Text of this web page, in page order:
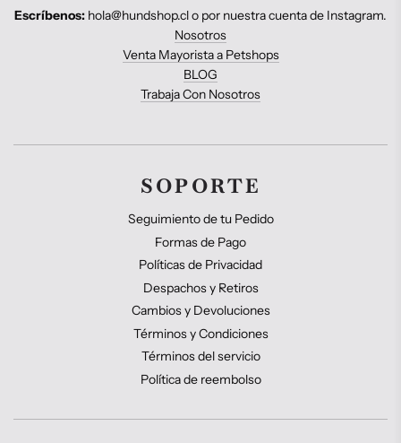
Escríbenos: hola@hundshop.cl o por nuestra cuenta de Instagram.
Nosotros
Venta Mayorista a Petshops
BLOG
Trabaja Con Nosotros
SOPORTE
Seguimiento de tu Pedido
Formas de Pago
Políticas de Privacidad
Despachos y Retiros
Cambios y Devoluciones
Términos y Condiciones
Términos del servicio
Política de reembolso